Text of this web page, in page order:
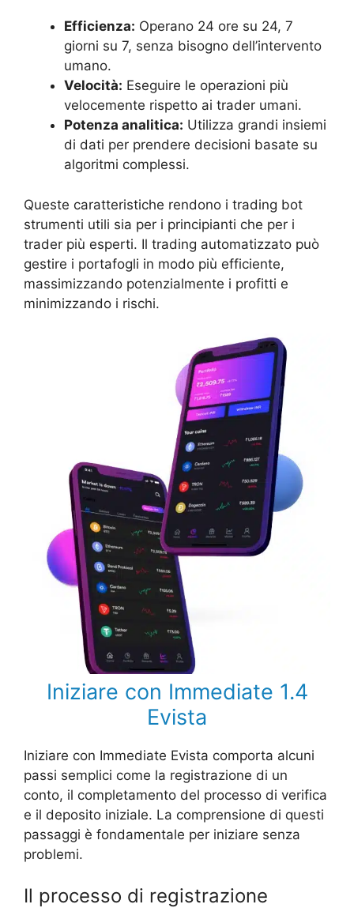
Efficienza: Operano 24 ore su 24, 7
giorni su 7, senza bisogno dell’intervento
umano.
Velocità: Eseguire le operazioni più
velocemente rispetto ai trader umani.
Potenza analitica: Utilizza grandi insiemi
di dati per prendere decisioni basate su
algoritmi complessi.
Queste caratteristiche rendono i trading bot
strumenti utili sia per i principianti che per i
trader più esperti. Il trading automatizzato può
gestire i portafogli in modo più efficiente,
massimizzando potenzialmente i profitti e
minimizzando i rischi.
Iniziare con Immediate 1.4
Evista
Iniziare con Immediate Evista comporta alcuni
passi semplici come la registrazione di un
conto, il completamento del processo di verifica
e il deposito iniziale. La comprensione di questi
passaggi è fondamentale per iniziare senza
problemi.
Il processo di registrazione